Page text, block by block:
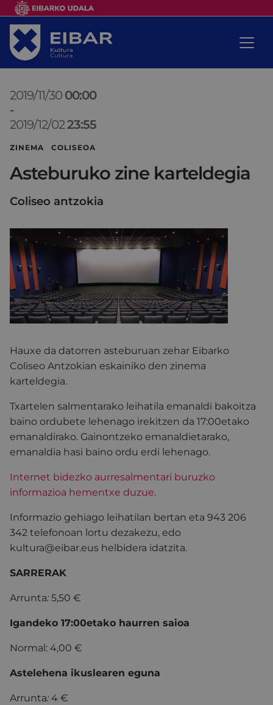
2019/11/30 00:00
-
2019/12/0223:55
ZINEMA COLISEOA
Asteburuko zine karteldegia
Coliseo antzokia
Hauxe da datorren asteburuan zehar Eibarko
Coliseo Antzokian eskainiko den zinema
karteldegia.
Txartelen salmentarako leihatila emanaldi bakoitza
baino ordubete lehenago irekitzen da 17:00etako
emanaldirako. Gainontzeko emanaldietarako,
emanaldia hasi baino ordu erdi lehenago.
Internet bidezko aurresalmentari buruzko
informazioa hementxe duzue.
Informazio gehiago leihatilan bertan eta 943 206
342 telefonoan lortu dezakezu, edo
kultura@eibar.eus helbidera idatzita.
SARRERAK
Arrunta: 5,50 €
Igandeko 17:00etako haurren saioa
Normal: 4,00 €
Astelehena ikuslearen eguna
Arrunta: 4 €